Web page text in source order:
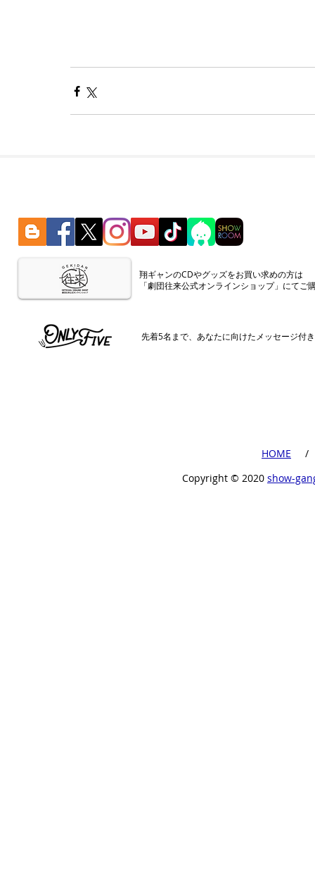
​翔ギャンのCDやグッズをお買い求めの方は
「劇団往来公式オンラインショップ」にてご
先着5名まで、あなたに向けたメッセージ付
​HOME
​ /
Copyright ©︎ 2020 show-